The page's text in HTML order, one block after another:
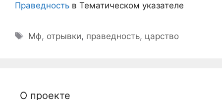
Праведность в Тематическом указателе
Метки
Мф, отрывки, праведность, царство
О проекте